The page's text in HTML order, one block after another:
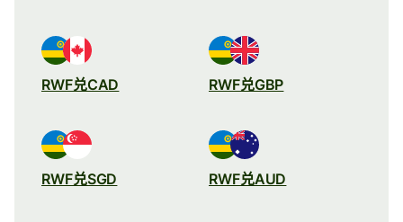
RWF兑CAD RWF兑GBP
RWF兑SGD RWF兑AUD